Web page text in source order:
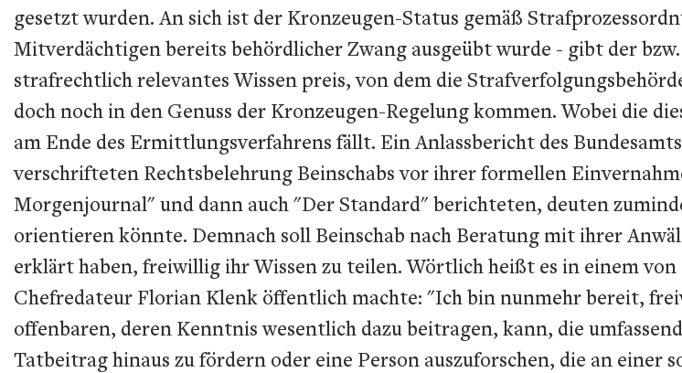
gesetzt wurden. An sich ist der Kronzeugen-Status gemäß
Mitverdächtigen bereits behördlicher Zwang ausgeübt wurde - gibt der
strafrechtlich relevantes Wissen preis, von dem die
doch noch in den Genuss der Kronzeugen-Regelung kommen. Wobei die
am Ende des Ermittlungsverfahrens fällt. Ein Anlassbericht des
verschrifteten Rechtsbelehrung Beinschabs vor ihrer formellen
Morgenjournal" und dann auch "Der Standard" berichteten, deuten
orientieren könnte. Demnach soll Beinschab nach Beratung mit ihrer
erklärt haben, freiwillig ihr Wissen zu teilen. Wörtlich heißt es in einem
Chefredateur Florian Klenk öffentlich machte: "Ich bin nunmehr bereit,
offenbaren, deren Kenntnis wesentlich dazu beitragen, kann, die
Tatbeitrag hinaus zu fördern oder eine Person auszuforschen, die an